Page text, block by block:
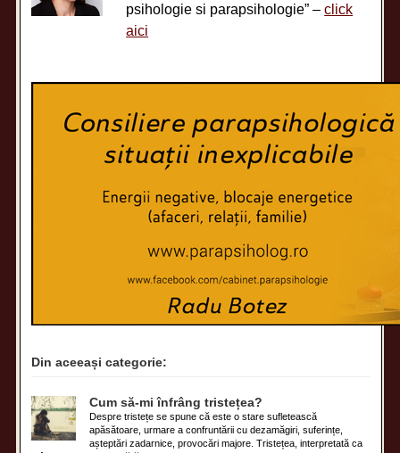
psihologie si parapsihologie” –click
aici
Din aceeași categorie:
Cum să-mi înfrâng tristețea?
Despre tristețe se spune că este o stare sufletească
apăsătoare, urmare a confruntării cu dezamăgiri, suferințe,
așteptări zadarnice, provocări majore. Tristețea, interpretată ca